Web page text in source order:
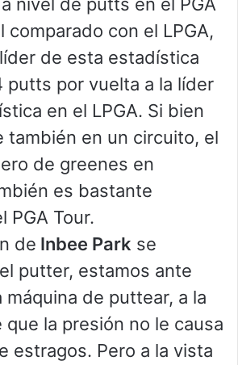
comparado con el LPGA,
de esta estadística
putts por vuelta a la líder
en el LPGA. Si bien
también en un circuito, el
de greenes en
es bastante
PGA Tour.
de Inbee Park se
putter, estamos ante
máquina de puttear, a la
que la presión no le causa
estragos. Pero a la vista